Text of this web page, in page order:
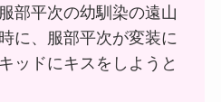
部平次の幼馴染の遠山
に、服部平次が変装に
ッドにキスをしようと